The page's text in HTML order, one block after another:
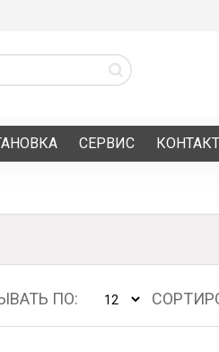
СЕРВИС
ПО: